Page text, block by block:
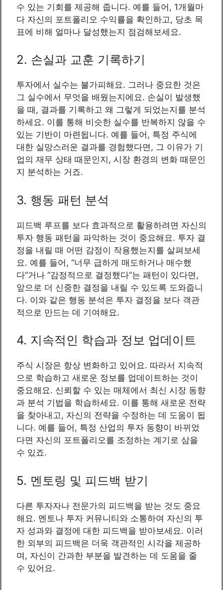
수 있는 기회를 제공해 줍니다. 예를 들어, 1개월마
다 자신의 포트폴리오 수익률을 확인하고, 당초 목
표에 비해 얼마나 달성했는지 점검해보세요.
2. 손실과 교훈 기록하기
투자에서 실수는 불가피해요. 그러나 중요한 것은
그 실수에서 무엇을 배웠는지에요. 손실이 발생했
을 때, 결과를 기록하고 왜 그렇게 되었는지를 분석
하세요. 이를 통해 비슷한 실수를 반복하지 않을 수
있는 기반이 마련됩니다. 예를 들어, 특정 주식에
대한 실망스러운 결과를 경험했다면, 그 이유가 기
업의 재무 상태 때문인지, 시장 환경의 변화 때문인
지 분석하는 거죠.
3. 행동 패턴 분석
피드백 루프를 보다 효과적으로 활용하려면 자신의
투자 행동 패턴을 파악하는 것이 중요해요. 투자 결
정을 내릴 때 어떤 감정이 작용했는지를 살펴보세
요. 예를 들어, “너무 급하게 매도하거나 매수했
다”거나 “감정적으로 결정했다”는 패턴이 있다면,
앞으로 더 신중한 결정을 내릴 수 있도록 도와줍니
다. 이와 같은 행동 분석은 투자 결정을 보다 객관
적으로 만드는 데 기여해요.
4. 지속적인 학습과 정보 업데이트
주식 시장은 항상 변화하고 있어요. 따라서 지속적
으로 학습하고 새로운 정보를 업데이트하는 것이
중요해요. 신뢰할 수 있는 매체에서 최신 시장 동향
과 분석 기법을 학습하세요. 이를 통해 새로운 전략
을 찾아내고, 자신의 전략을 수정하는 데 도움이 됩
니다. 예를 들어, 특정 산업의 투자 동향이 바뀌었
다면 자신의 포트폴리오를 조정하는 계기로 삼을
수 있죠.
5. 멘토링 및 피드백 받기
다른 투자자나 전문가의 피드백을 받는 것도 중요
해요. 멘토나 투자 커뮤니티와 소통하여 자신의 투
자 성과와 결정에 대한 피드백을 받아보세요. 이러
한 외부의 피드백은 더욱 객관적인 시각을 제공하
며, 자신이 간과한 부분을 발견하는 데 도움을 줄
수 있어요.